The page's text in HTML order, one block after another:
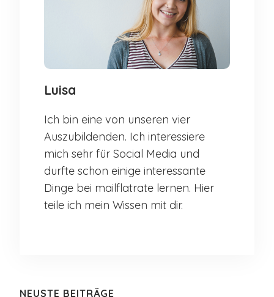
Luisa
Ich bin eine von unseren vier
Auszubildenden. Ich interessiere
mich sehr für Social Media und
durfte schon einige interessante
Dinge bei mailflatrate lernen. Hier
teile ich mein Wissen mit dir.
NEUSTE BEITRÄGE